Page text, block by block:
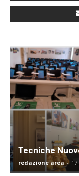
Tecniche
redazione area -